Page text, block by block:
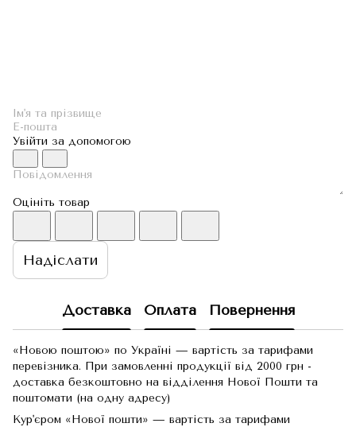
Увійти за допомогою
Оцініть товар
Надіслати
Доставка Оплата Повернення
«Новою поштою» по Україні — вартість за тарифами
перевізника. При замовленні продукції від 2000 грн -
доставка безкоштовно на відділення Нової Пошти та
поштомати (на одну адресу)
Кур'єром «Нової пошти» — вартість за тарифами